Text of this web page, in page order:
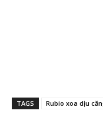
TAGS Rubio xoa dịu